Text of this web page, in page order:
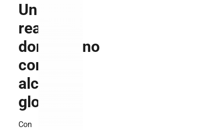
Un
reality
dominicano
con
alcance
global
Con